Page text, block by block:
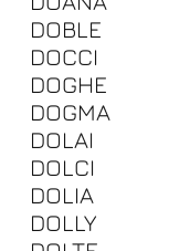
DOBLE
DOCCI
DOGHE
DOGMA
DOLAI
DOLCI
DOLIA
DOLLY